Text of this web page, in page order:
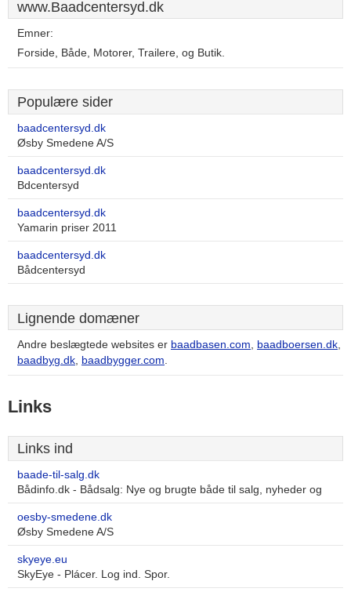
www.Baadcentersyd.dk
Emner:
Forside, Både, Motorer, Trailere, og Butik.
Populære sider
baadcentersyd.dk
Øsby Smedene A/S
baadcentersyd.dk
Bdcentersyd
baadcentersyd.dk
Yamarin priser 2011
baadcentersyd.dk
Bådcentersyd
Lignende domæner
Andre beslægtede websites er baadbasen.com, baadboersen.dk,
baadbyg.dk, baadbygger.com.
Links
Links ind
baade-til-salg.dk
Bådinfo.dk - Bådsalg: Nye og brugte både til salg, nyheder og
oesby-smedene.dk
Øsby Smedene A/S
skyeye.eu
SkyEye - Plácer. Log ind. Spor.